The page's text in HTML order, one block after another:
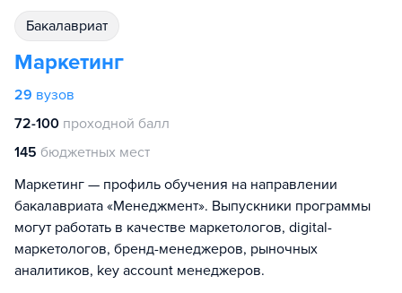
бакалавриат
Маркетинг
29 вузов
72-100 проходной балл
145 бюджетных мест
Маркетинг — профиль обучения на направлении
бакалавриата «Менеджмент». Выпускники программы
могут работать в качестве маркетологов, digital-
маркетологов, бренд-менеджеров, рыночных
аналитиков, key account менеджеров.